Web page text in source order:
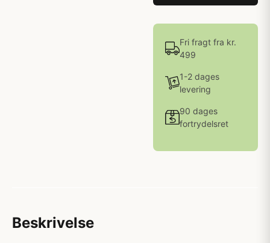
Fri fragt fra kr.
499
1-2 dages
levering
90 dages
fortrydelsret
Beskrivelse